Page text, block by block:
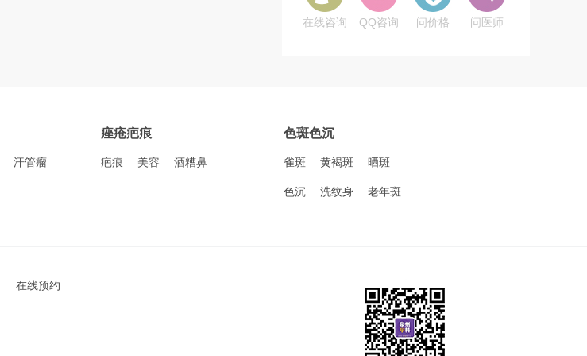
在线咨询 QQ咨询 问价格 问医师
汗管瘤
痤疮疤痕
疤痕 美容 酒糟鼻
色斑色沉
雀斑 黄褐斑 晒斑
色沉 洗纹身 老年斑
在线预约